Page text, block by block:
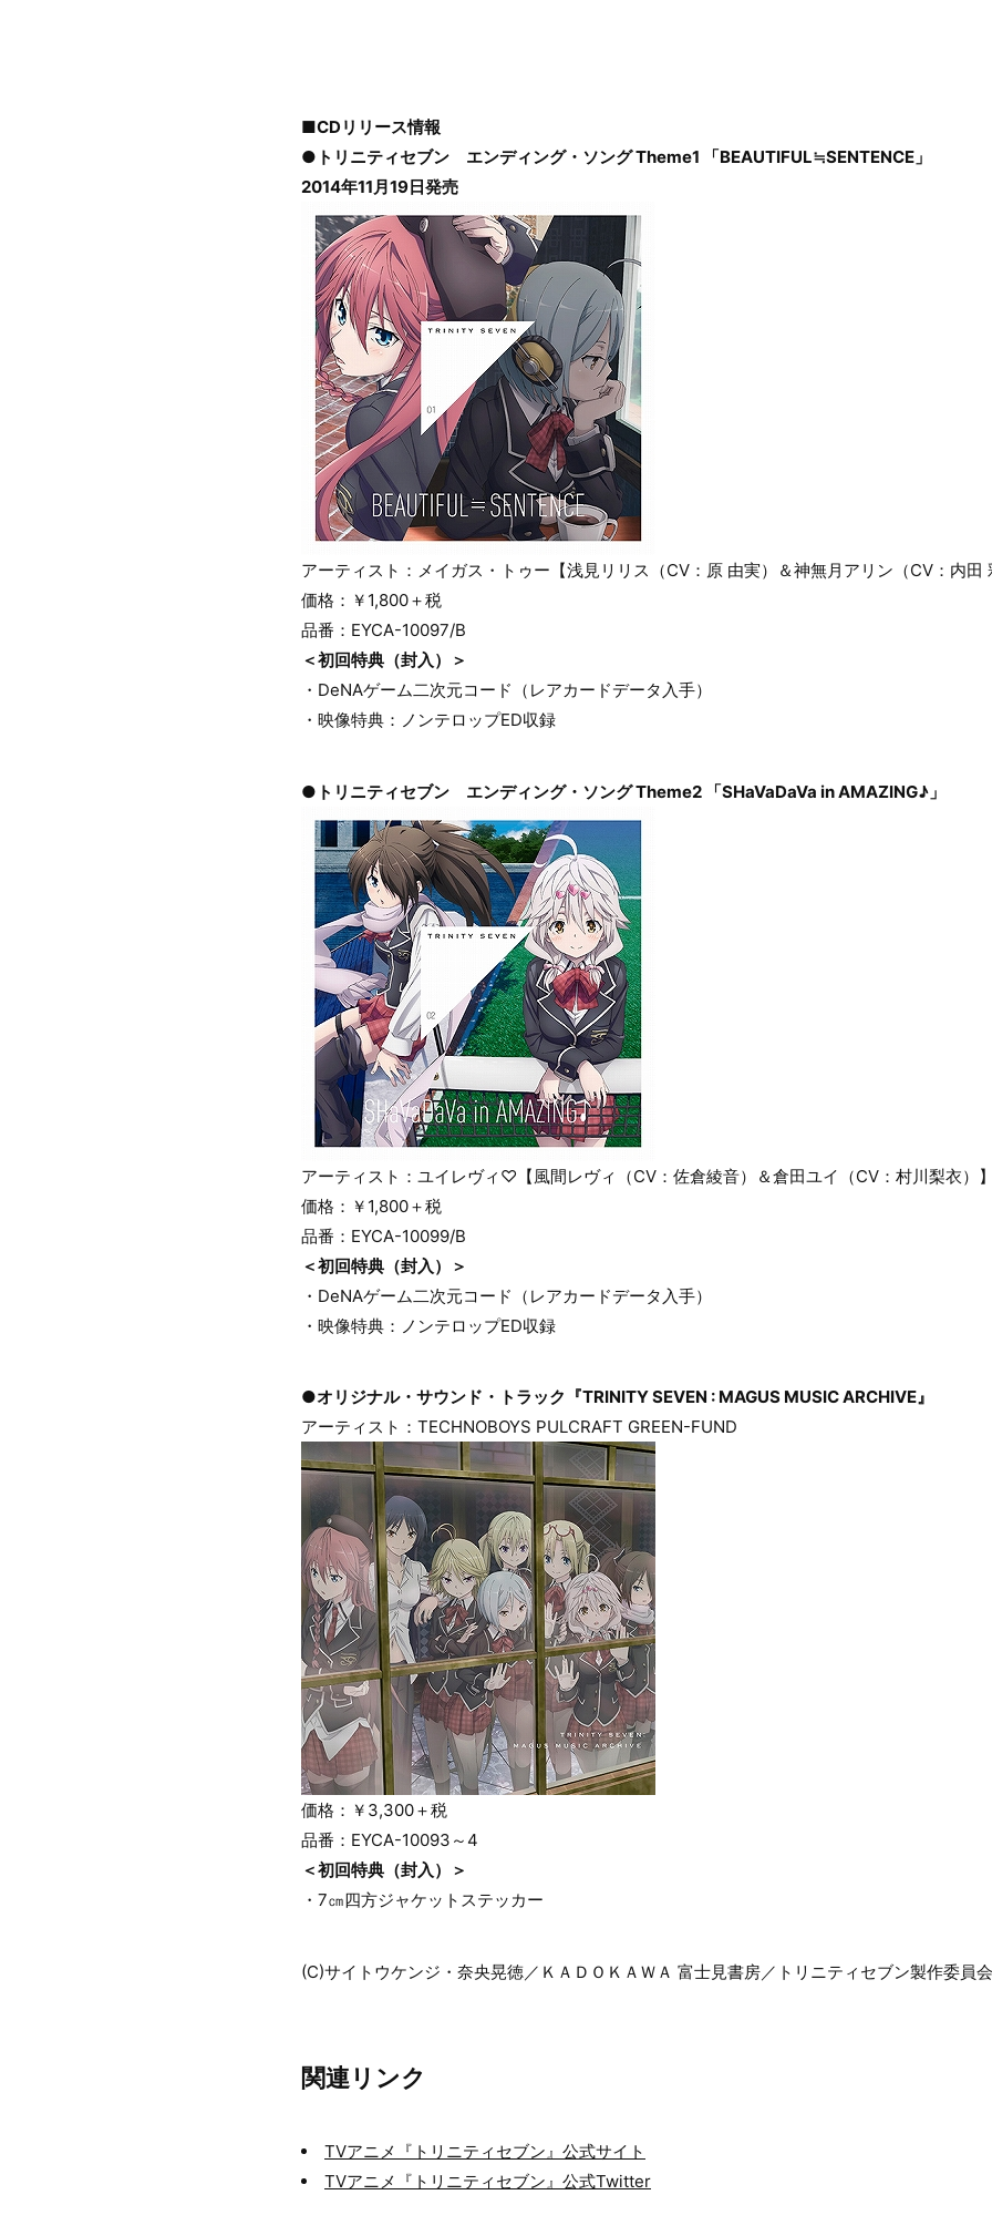
■CDリリース情報
●トリニティセブン エンディング・ソング Theme1 「BEAUTIFUL≒SENTENCE」
2014年11月19日発売
アーティスト：メイガス・トゥー【浅見リリス（CV：原 由実）＆神無月アリン（CV：内田
価格：￥1,800＋税
品番：EYCA-10097/B
＜初回特典（封入）＞
・DeNAゲーム二次元コード（レアカードデータ入手）
・映像特典：ノンテロップED収録
●トリニティセブン エンディング・ソング Theme2 「SHaVaDaVa in AMAZING♪」
アーティスト：ユイレヴィ♡【風間レヴィ（CV：佐倉綾音）＆倉田ユイ（CV：村川梨衣）
価格：￥1,800＋税
品番：EYCA-10099/B
＜初回特典（封入）＞
・DeNAゲーム二次元コード（レアカードデータ入手）
・映像特典：ノンテロップED収録
●オリジナル・サウンド・トラック『TRINITY SEVEN : MAGUS MUSIC ARCHIVE』
アーティスト：TECHNOBOYS PULCRAFT GREEN-FUND
価格：￥3,300＋税
品番：EYCA-10093～4
＜初回特典（封入）＞
・7㎝四方ジャケットステッカー
(C)サイトウケンジ・奈央晃徳／ＫＡＤＯＫＡＷＡ 富士見書房／トリニティセブン製作委員会
関連リンク
TVアニメ『トリニティセブン』公式サイト
TVアニメ『トリニティセブン』公式Twitter